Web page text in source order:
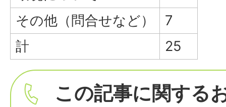
その他（問合せなど）
7
計
25
この記事に関する